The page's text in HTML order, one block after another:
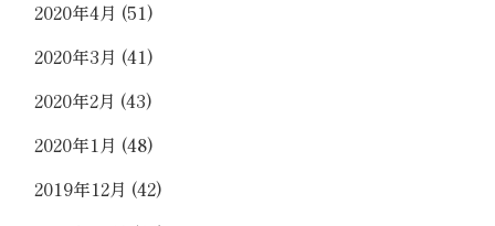
2020年4月 (51)
2020年3月 (41)
2020年2月 (43)
2020年1月 (48)
2019年12月 (42)